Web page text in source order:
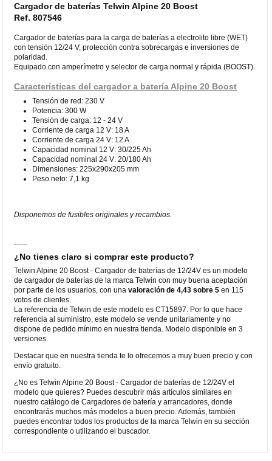
Cargador de baterías Telwin Alpine 20 Boost
Ref. 807546
Cargador de baterías para la carga de baterías a electrolito libre (WET)
con tensión 12/24 V, protección contra sobrecargas e inversiones de
polaridad.
Equipado con amperímetro y selector de carga normal y rápida (BOOST).
Características del cargador a batería Alpine 20 Boost
Tensión de red: 230 V
Potencia: 300 W
Tensión de carga: 12 - 24 V
Corriente de carga 12 V: 18 A
Corriente de carga 24 V: 12 A
Capacidad nominal 12 V: 30/225 Ah
Capacidad nominal 24 V: 20/180 Ah
Dimensiones: 225x290x205 mm
Peso neto: 7,1 kg
Disponemos de fusibles originales y recambios.
¿No tienes claro si comprar este producto?
Telwin Alpine 20 Boost - Cargador de baterías de 12/24V es un modelo
de cargador de baterías de la marca Telwin con muy buena aceptación
por parte de los usuarios, con unavaloración de 4,43 sobre 5 en 115
votos de clientes.
La referencia de Telwin de este modelo es CT15897. Por lo que hace
referencia al suministro, este modelo se vende unitariamente y no
dispone de pedido mínimo en nuestra tienda. Modelo disponible en 3
versiones.
Destacar que en nuestra tienda te lo ofrecemos a muy buen precio y con
envío gratuito.
¿No es Telwin Alpine 20 Boost - Cargador de baterías de 12/24V el
modelo que quieres? Puedes descubrir más artículos similares en
nuestro catálogo de Cargadores de batería y arrancadores, donde
encontrarás muchos más modelos a buen precio. Además, también
puedes encontrar todos los productos de la marca Telwin en su sección
correspondiente o utilizando el buscador.